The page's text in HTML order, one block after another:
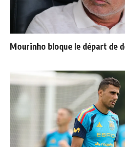
Mourinho bloque le départ de